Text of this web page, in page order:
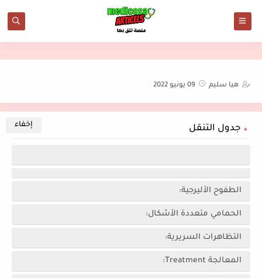
هيا سليم 09 يونيو 2022
جدول التنقل
الطفوح الأليرجية:
الحمامي متعددة الأشكال:
التظاهرات السريرية:
المعالجة Treatment: